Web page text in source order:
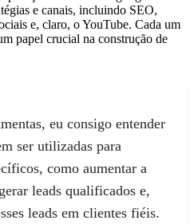
e canais, incluindo SEO,
e, claro, o YouTube. Cada um
papel crucial na construção de
eu consigo entender
ser utilizadas para
como aumentar a
leads qualificados e,
leads em clientes fiéis.